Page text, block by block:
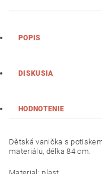
POPIS
DISKUSIA
HODNOTENIE
Dětská vanička s
materiálu, délka 84 cm.